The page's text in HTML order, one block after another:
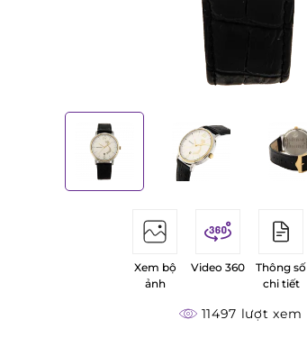
Xem bộ
ảnh
Video 360
Thông số
chi tiết
11497 lượt xem